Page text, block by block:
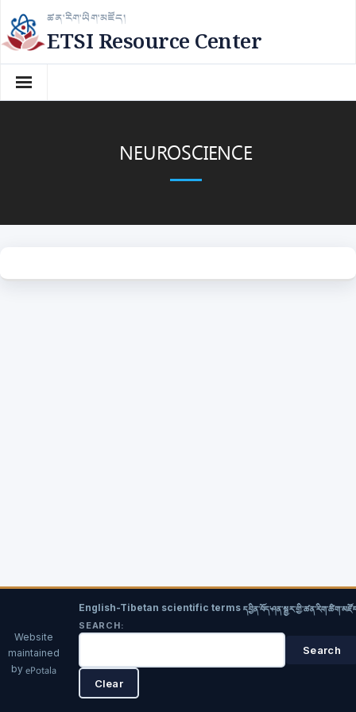
Skip
to
content
ཚན་རིག་ཡིག་མཛོད།
ETSI Resource Center
NEUROSCIENCE
Website
maintained
by ePotala
English-Tibetan scientific terms
SEARCH: